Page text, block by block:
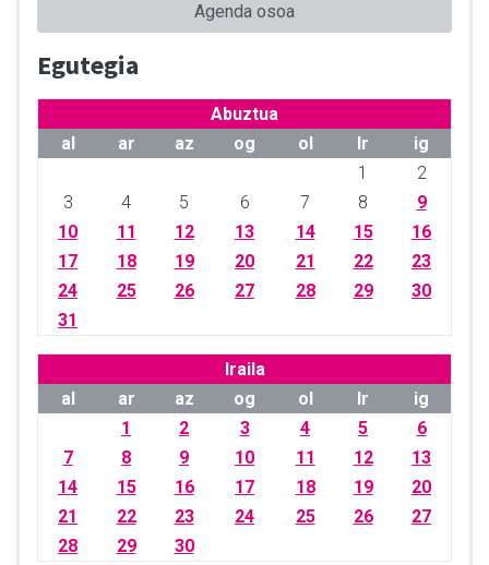
Agenda osoa
Egutegia
Abuztua
al
ar az og ol lr
ig
1
2
3
4 5 6 7 8
9
10
11 12 13 14 15
16
17
18 19 20 21 22
23
24
25 26 27 28 29
30
31
Iraila
al
ar az og ol lr
ig
1
2 3 4 5
6
7
8 9 10 11 12
13
14
15 16 17 18 19
20
21
22 23 24 25 26
27
28
29 30